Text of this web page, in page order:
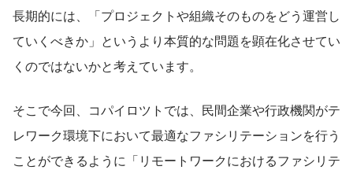
長期的には、「プロジェクトや組織そのものをどう運営し
ていくべきか」というより本質的な問題を顕在化させてい
くのではないかと考えています。
そこで今回、コパイロツトでは、民間企業や行政機関がテ
レワーク環境下において最適なファシリテーションを行う
ことができるように「リモートワークにおけるファシリテ